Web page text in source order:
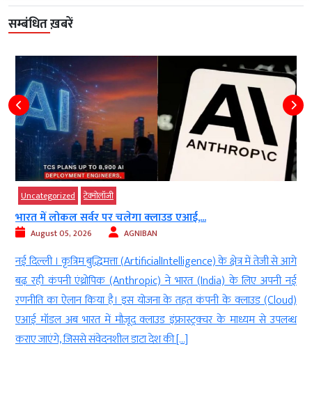
सम्बंधित ख़बरें
Uncategorized टेक्‍नोलॉजी
भारत में लोकल सर्वर पर चलेगा क्लाउड एआई,...
August 05, 2026 AGNIBAN
नई दिल्ली । कृत्रिम बुद्धिमत्ता (ArtificialIntelligence) के क्षेत्र में तेजी से आगे
बढ़ रही कंपनी एंथ्रोपिक (Anthropic) ने भारत (India) के लिए अपनी नई
रणनीति का ऐलान किया है। इस योजना के तहत कंपनी के क्लाउड (Cloud)
एआई मॉडल अब भारत में मौजूद क्लाउड इंफ्रास्ट्रक्चर के माध्यम से उपलब्ध
कराए जाएंगे, जिससे संवेदनशील डाटा देश की […]